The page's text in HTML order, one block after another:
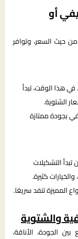
أو
حيث السعر، وتوافر
. في هذا الوقت، تبدأ
الشتوية.
بجودة ممتازة
تبدأ التشكيلات
كثيرة.
المميزة تنفد سريعًا.
والشتوية
الجودة، الأناقة،